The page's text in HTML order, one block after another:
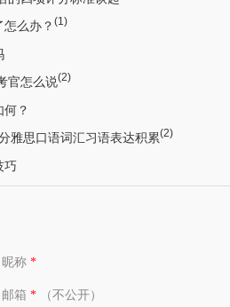
么办？ (1)
官怎么说(2)
？
雅思口语词汇习语表达积累(2)
巧
昵称*
邮箱 *（不公开）